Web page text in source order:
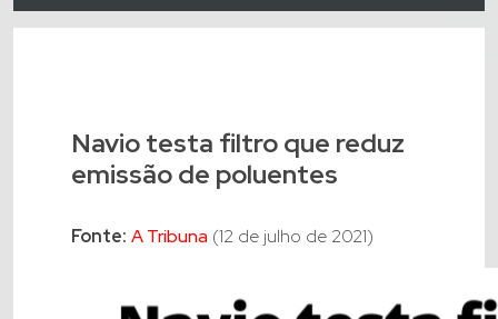
Navio testa filtro que reduz
emissão de poluentes
Fonte: A Tribuna (12 de julho de 2021)